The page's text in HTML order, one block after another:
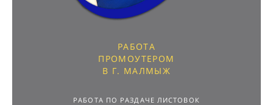
РАБОТА
ПРОМОУТЕРОМ
В Г. МАЛМЫЖ
РАБОТА ПО РАЗДАЧЕ ЛИСТОВОК